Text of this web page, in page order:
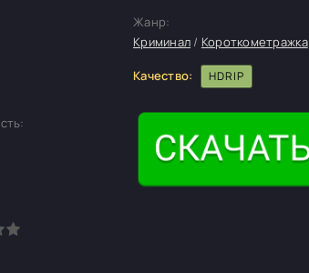
Жанр:
Криминал / Короткометражка
Качество: HDRIP